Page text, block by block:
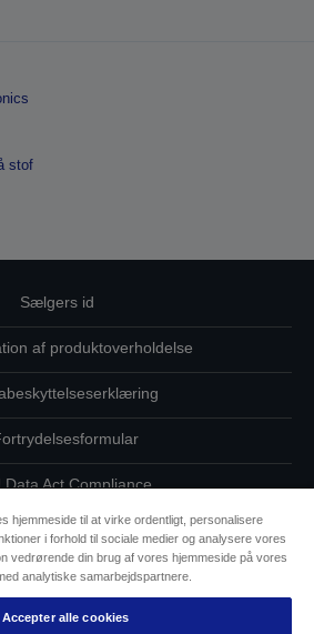
stof
Sælgers id
af produktoverholdelse
Data Act Compliance
os vedrørende dine data
om cookies
til tilgængelighed
hjemmeside til at virke ordentligt, personalisere
i forhold til sociale medier og analysere vores
vedrørende din brug af vores hjemmeside på vores
analytiske samarbejdspartnere.
Accepter alle cookies